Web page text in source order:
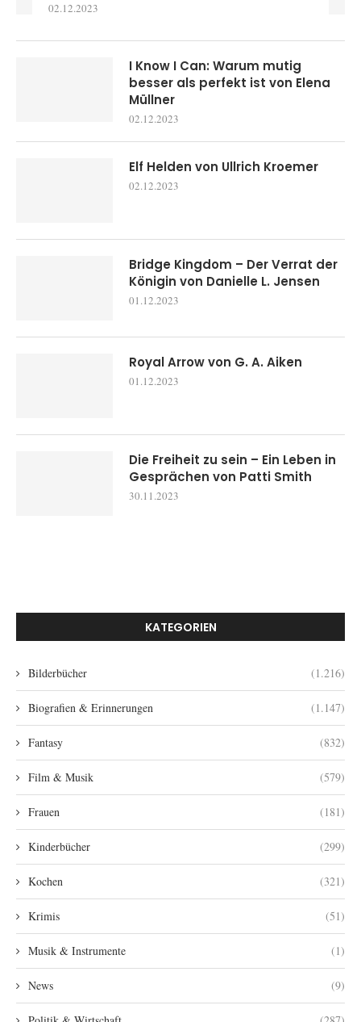
02.12.2023
I Know I Can: Warum mutig
besser als perfekt ist von Elena
Müllner
02.12.2023
Elf Helden von Ullrich Kroemer
02.12.2023
Bridge Kingdom – Der Verrat der
Königin von Danielle L. Jensen
01.12.2023
Royal Arrow von G. A. Aiken
01.12.2023
Die Freiheit zu sein – Ein Leben in
Gesprächen von Patti Smith
30.11.2023
KATEGORIEN
Bilderbücher (1.216)
Biografien & Erinnerungen (1.147)
Fantasy (832)
Film & Musik (579)
Frauen (181)
Kinderbücher (299)
Kochen (321)
Krimis (51)
Musik & Instrumente (1)
News (9)